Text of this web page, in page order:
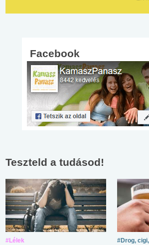
Facebook
Teszteld a tudásod!
#Lélek #Drog,